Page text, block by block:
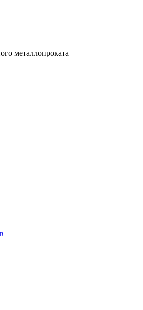
металлопроката